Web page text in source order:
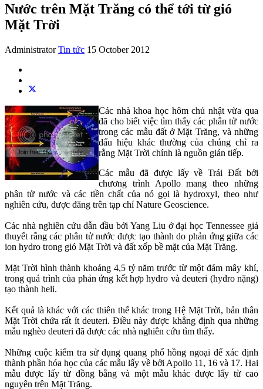
Nước trên Mặt Trăng có thể tới từ gió
Mặt Trời
Administrator Tin tức 15 October 2012
Các nhà khoa học hôm chủ nhật vừa qua
đã cho biết việc tìm thấy các phân tử nước
trong các mẫu đất ở Mặt Trăng, và những
dấu hiệu khác thường của chúng chỉ ra
rằng Mặt Trời chính là nguồn gián tiếp.
Các mẫu đã được lấy về Trái Đất bởi
chương trình Apollo mang theo những
phân tử nước và các tiền chất của nó gọi là hydroxyl, theo như
nghiên cứu, được đăng trên tạp chí Nature Geoscience.
Các nhà nghiên cứu dẫn đầu bởi Yang Liu ở đại học Tennessee giả
thuyết rằng các phân tử nước được tạo thành do phản ứng giữa các
ion hydro trong gió Mặt Trời và đất xốp bề mặt của Mặt Trăng.
Mặt Trời hình thành khoảng 4,5 tỷ năm trước từ một đám mây khí,
trong quá trình của phản ứng kết hợp hydro và deuteri (hydro nặng)
tạo thành heli.
Kết quả là khác với các thiên thể khác trong Hệ Mặt Trời, bản thân
Mặt Trời chứa rất ít deuteri. Điều này được khẳng định qua những
mẫu nghèo deuteri đã được các nhà nghiên cứu tìm thấy.
Những cuộc kiểm tra sử dụng quang phổ hồng ngoại để xác định
thành phần hóa học của các mẫu lấy về bởi Apollo 11, 16 và 17. Hai
mẫu được lấy từ đồng bằng và một mẫu khác được lấy từ cao
nguyên trên Mặt Trăng.